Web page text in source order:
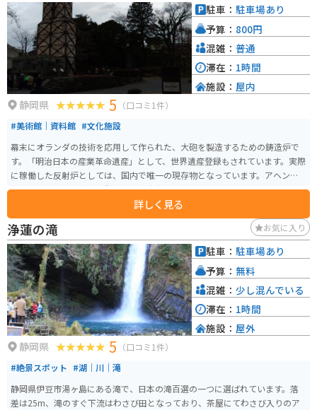
静岡県 5 （口コミ1件）
#美術館｜資料館 #文化施設
幕末にオランダの技術を応用して作られた、大砲を製造するための鋳造炉で
す。「明治日本の産業革命遺産」として、世界遺産登録もされています。実際
に稼働した反射炉としては、国内で唯一の現存物となっています。アヘン戦
争をきっかけに、海上防衛のために大砲を製作する必要に迫られ、この反射
詳しく見る
駐車： 駐車場あり
予算： 800円
混雑： 普通
滞在： 1時間
施設： 屋内
浄蓮の滝 お気に入り
静岡県 5 （口コミ1件）
#絶景スポット #湖｜川｜滝
静岡県伊豆市湯ヶ島にある滝で、日本の滝百選の一つに選ばれています。落
差は25m、滝のすぐ下流はわさび田となっており、茶屋にてわさび入りのア
駐車： 駐車場あり
予算： 無料
混雑： 少し混んでいる
滞在： 1時間
施設： 屋外